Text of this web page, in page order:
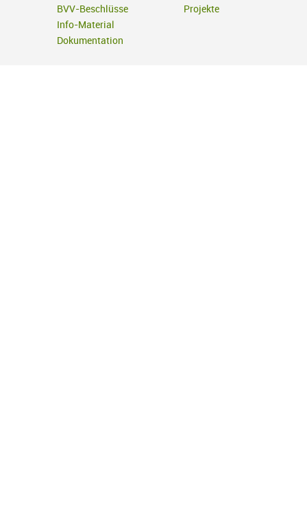
BVV-Beschlüsse
Info-Material
Dokumentation
Projekte